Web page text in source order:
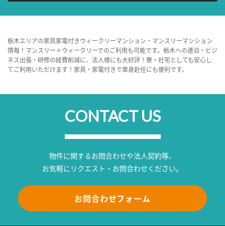
栃木エリアの家具家電付きウィークリーマンション・マンスリーマンション
情報！マンスリー＋ウィークリーでのご利用も可能です。栃木への連泊・ビジ
ネス出張・研修の経費削減に、法人様にも大好評！寮・社宅としても安心し
てご利用いただけます！家具・家電付きで単身赴任にも便利です。
CONTACT US
物件に関するお問合わせや法人契約等、
お気軽にリクエスト・お問合わせください。
お問合わせフォーム